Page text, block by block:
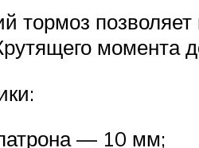
тормоз
момента
— 10 мм;